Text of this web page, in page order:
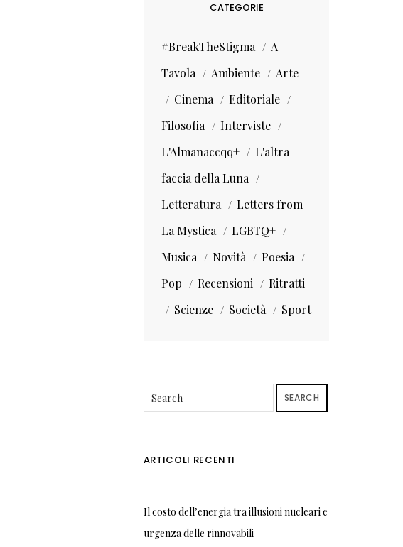
CATEGORIE
#BreakTheStigma
A
Tavola
Ambiente
Arte
Cinema
Editoriale
Filosofia
Interviste
L'Almanaccqq+
L'altra
faccia della Luna
Letteratura
Letters from
La Mystica
LGBTQ+
Musica
Novità
Poesia
Pop
Recensioni
Ritratti
Scienze
Società Sport
SEARCH
ARTICOLI RECENTI
Il costo dell’energia tra illusioni nucleari e
urgenza delle rinnovabili